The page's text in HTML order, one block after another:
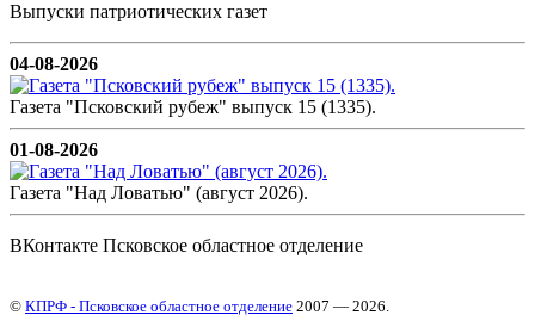
Выпуски патриотических газет
04-08-2026
Газета "Псковский рубеж" выпуск 15 (1335).
01-08-2026
Газета "Над Ловатью" (август 2026).
ВКонтакте Псковское областное отделение
© КПРФ - Псковское областное отделение 2007 — 2026.